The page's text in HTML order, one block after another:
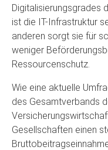
Digitalisierungsgrades
ist die IT-Infrastruktur
anderen sorgt sie für
weniger
Ressourcenschutz.
Wie eine aktuelle
des Gesamtverbands
Gesellschaften einen